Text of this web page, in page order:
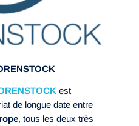
est
de longue date entre
, tous les deux très